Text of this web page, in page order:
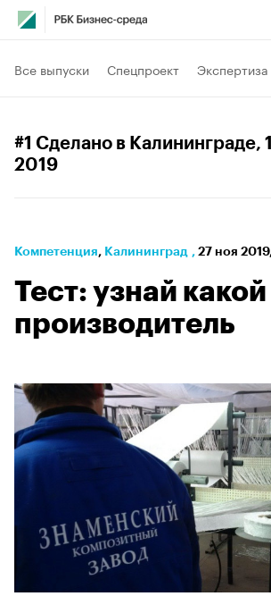
Все выпуски Спецпроект Экспертиза
#1 Сделано в Калининграде,
2019
Компетенция⁠, Калининград , 27 ноя
Тест: узнай
производитель